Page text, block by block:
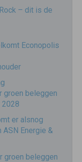
– dit is de
Econopolis
groen beleggen
2028
er alsnog
ASN Energie &
groen beleggen